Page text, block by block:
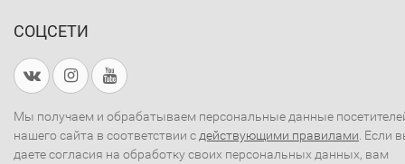
СОЦСЕТИ
Мы получаем и обрабатываем персональные данные
нашего сайта в соответствии с действующими правилами . Если
даете согласия на обработку своих персональных данных, вам